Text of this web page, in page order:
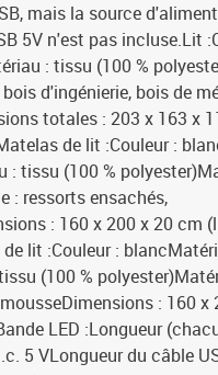
mais la source
5V n'est pas incluse.Lit
: tissu (100 %
d'ingénierie, bois de
totales : 203 x 163 x
de lit :Couleur :
: tissu (100 %
: ressorts ensachés,
: 160 x 200 x 20 cm
lit :Couleur :
(100 %
: 160 x
LED :Longueur
5 VLongueur du câble